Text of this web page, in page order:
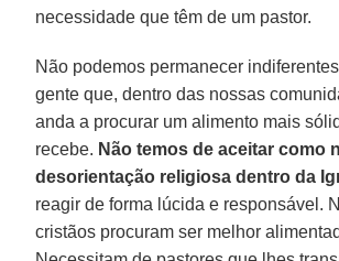
necessidade que têm de um pastor.
Não podemos permanecer
gente que, dentro das nossas
anda a procurar um alimento mais
recebe. Não temos de aceitar como
desorientação religiosa dentro da
reagir de forma lúcida e responsável.
cristãos procuram ser melhor